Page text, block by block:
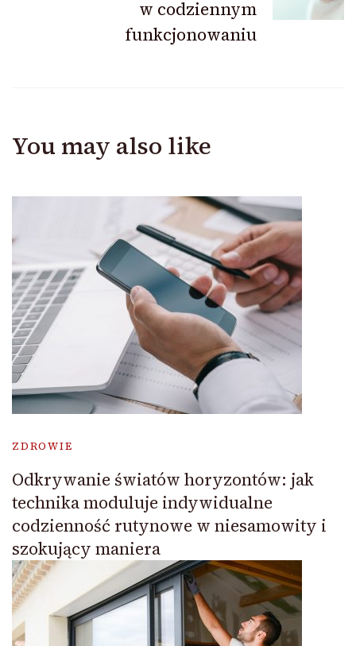
w codziennym
funkcjonowaniu
You may also like
ZDROWIE
Odkrywanie światów horyzontów: jak
technika moduluje indywidualne
codzienność rutynowe w niesamowity i
szokujący maniera